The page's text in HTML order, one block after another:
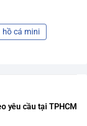
hồ cá mini
yêu cầu tại TPHCM